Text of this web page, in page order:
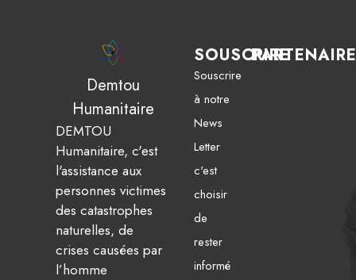
Demtou
Humanitaire
DEMTOU
Humanitaire, c'est
l'assistance aux
personnes victimes
des catastrophes
naturelles, de
crises causées par
l’homme
SOUSCRIRE
Souscrire
à notre
News
Letter
c'est
choisir
de
rester
informé